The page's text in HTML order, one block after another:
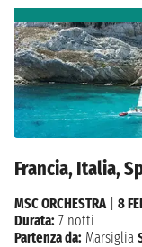
Francia, Italia,
MSC ORCHESTRA
8
Durata: 7 notti
Partenza da: Marsiglia